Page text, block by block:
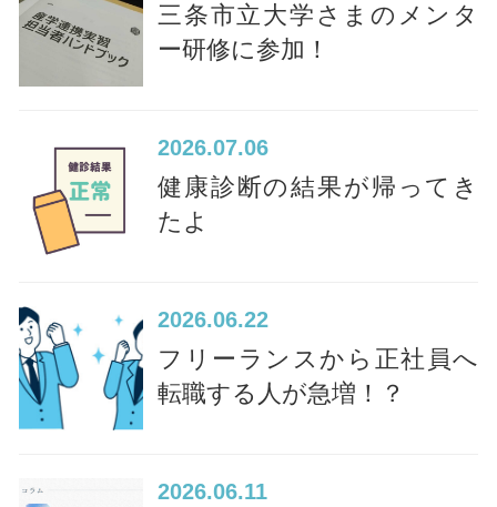
三条市立大学さまのメンタ
ー研修に参加！
2026 07.06
健康診断の結果が帰ってき
たよ
2026 06.22
フリーランスから正社員へ
転職する人が急増！？
2026 06.11